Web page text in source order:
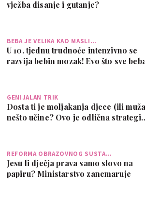
vježba disanje i gutanje?
BEBA JE VELIKA KAO MASLI…
U 10. tjednu trudnoće intenzivno se
razvija bebin mozak! Evo što sve
GENIJALAN TRIK
Dosta ti je moljakanja djece (ili
nešto učine? Ovo je odlična
REFORMA OBRAZOVNOG SUSTA…
Jesu li dječja prava samo slovo na
papiru? Ministarstvo zanemaruje